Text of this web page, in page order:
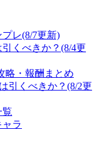
レ(8/7更新)
くべきか？(8/4更
略・報酬まとめ
引くべきか？(8/2更
覧
ラ